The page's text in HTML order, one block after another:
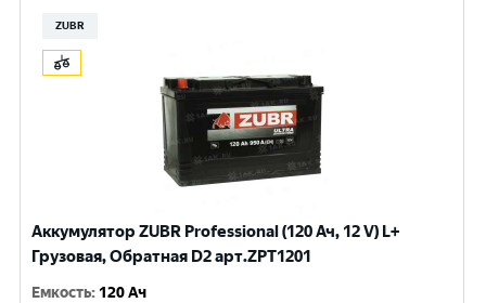
ZUBR
Аккумулятор ZUBR Professional (120 Ач, 12 V) L+
Грузовая, Обратная D2 арт.ZPT1201
Емкость: 120 Ач